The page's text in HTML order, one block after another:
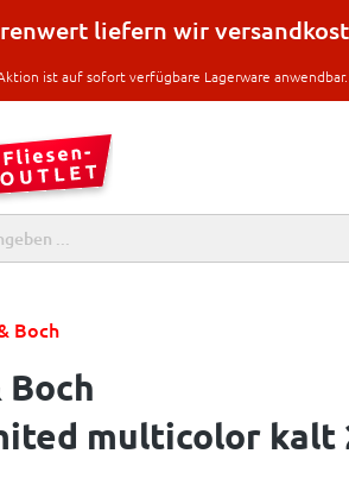
liefern wir
ist auf sofort verfügbare Lagerware
Boch
multicolor kalt